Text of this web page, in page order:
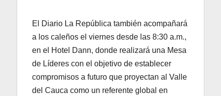
El Diario La República también acompañará
a los caleños el viernes desde las 8:30 a.m.,
en el Hotel Dann, donde realizará una Mesa
de Líderes con el objetivo de establecer
compromisos a futuro que proyectan al Valle
del Cauca como un referente global en